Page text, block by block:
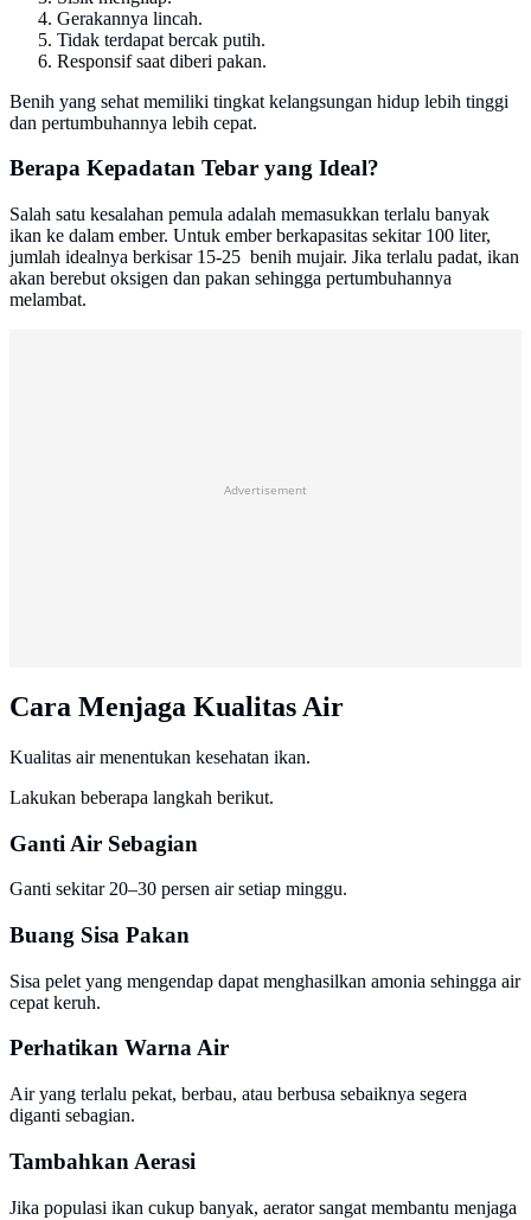
Gerakannya lincah.
Tidak terdapat bercak putih.
Responsif saat diberi pakan.
Benih yang sehat memiliki tingkat kelangsungan hidup lebih tinggi
dan pertumbuhannya lebih cepat.
Berapa Kepadatan Tebar yang Ideal?
Salah satu kesalahan pemula adalah memasukkan terlalu banyak
ikan ke dalam ember. Untuk ember berkapasitas sekitar 100 liter,
jumlah idealnya berkisar 15-25 benih mujair. Jika terlalu padat, ikan
akan berebut oksigen dan pakan sehingga pertumbuhannya
melambat.
Advertisement
Cara Menjaga Kualitas Air
Kualitas air menentukan kesehatan ikan.
Lakukan beberapa langkah berikut.
Ganti Air Sebagian
Ganti sekitar 20–30 persen air setiap minggu.
Buang Sisa Pakan
Sisa pelet yang mengendap dapat menghasilkan amonia sehingga air
cepat keruh.
Perhatikan Warna Air
Air yang terlalu pekat, berbau, atau berbusa sebaiknya segera
diganti sebagian.
Tambahkan Aerasi
Jika populasi ikan cukup banyak, aerator sangat membantu menjaga